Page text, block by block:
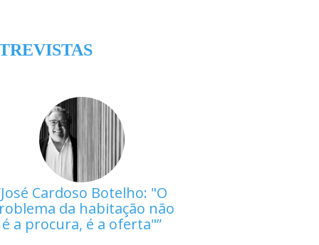
José Cardoso Botelho: "O
da habitação não
é a procura, é a oferta"